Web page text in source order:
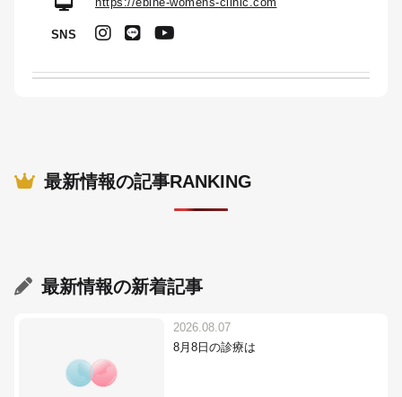
SNS
最新情報の記事RANKING
最新情報の新着記事
2026.08.07
8月8日の診療は